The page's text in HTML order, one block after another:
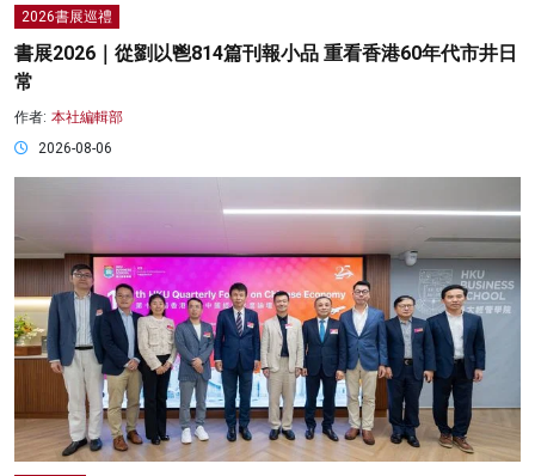
2026書展巡禮
書展2026｜從劉以鬯814篇刊報小品 重看香港60年代市井日
常
作者: 本社編輯部
2026-08-06